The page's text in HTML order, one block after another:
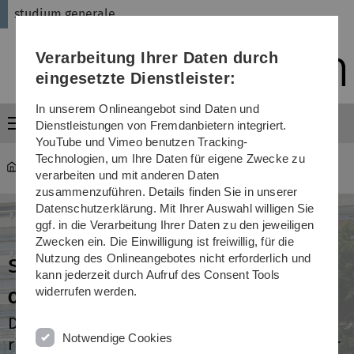
Direkt
Direkt
Direkt
(Sprache,
Drucken,
Media)
Direkt
Direkt
studium generale
Menü
studium generale
studium generale
Offen für alle
Die Veranstaltungen des studium generale
richten sich an Studierende, Mitglieder der
Verarbeitung Ihrer Daten durch
eingesetzte Dienstleister:
In unserem Onlineangebot sind Daten und
Dienstleistungen von Fremdanbietern integriert.
YouTube und Vimeo benutzen Tracking-
Technologien, um Ihre Daten für eigene Zwecke zu
verarbeiten und mit anderen Daten
zusammenzuführen. Details finden Sie in unserer
Datenschutzerklärung. Mit Ihrer Auswahl willigen Sie
ggf. in die Verarbeitung Ihrer Daten zu den jeweiligen
Zwecken ein. Die Einwilligung ist freiwillig, für die
Nutzung des Onlineangebotes nicht erforderlich und
kann jederzeit durch Aufruf des Consent Tools
widerrufen werden.
Notwendige Cookies